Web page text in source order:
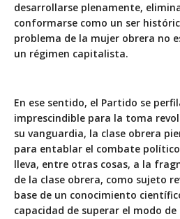
desarrollarse plenamente,
conformarse como un ser
problema de la mujer obrera no
un régimen capitalista.
En ese sentido, el Partido se
imprescindible para la toma
su vanguardia, la clase obrera
para entablar el combate
lleva, entre otras cosas, a la
de la clase obrera, como sujeto
base de un conocimiento
capacidad de superar el modo